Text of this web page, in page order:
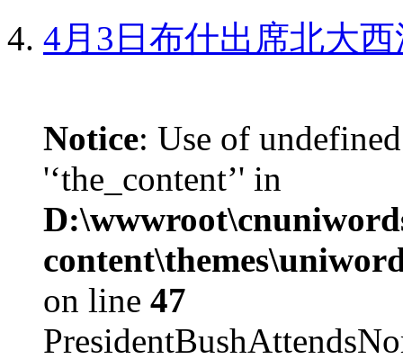
4月3日布什出席北大
Notice: Use of
'‘the_content’' in
on line 47